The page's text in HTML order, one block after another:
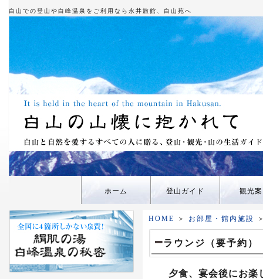
白山での登山や白峰温泉をご利用なら永井旅館、白山苑へ
ホーム 登山ガイド 観光
HOME ＞ お部屋・館内施設
ラウンジ（要予約）
夕食、宴会後にお楽